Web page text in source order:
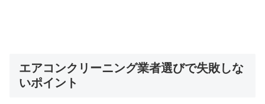
エアコンクリーニング業者選びで失敗しな
いポイント